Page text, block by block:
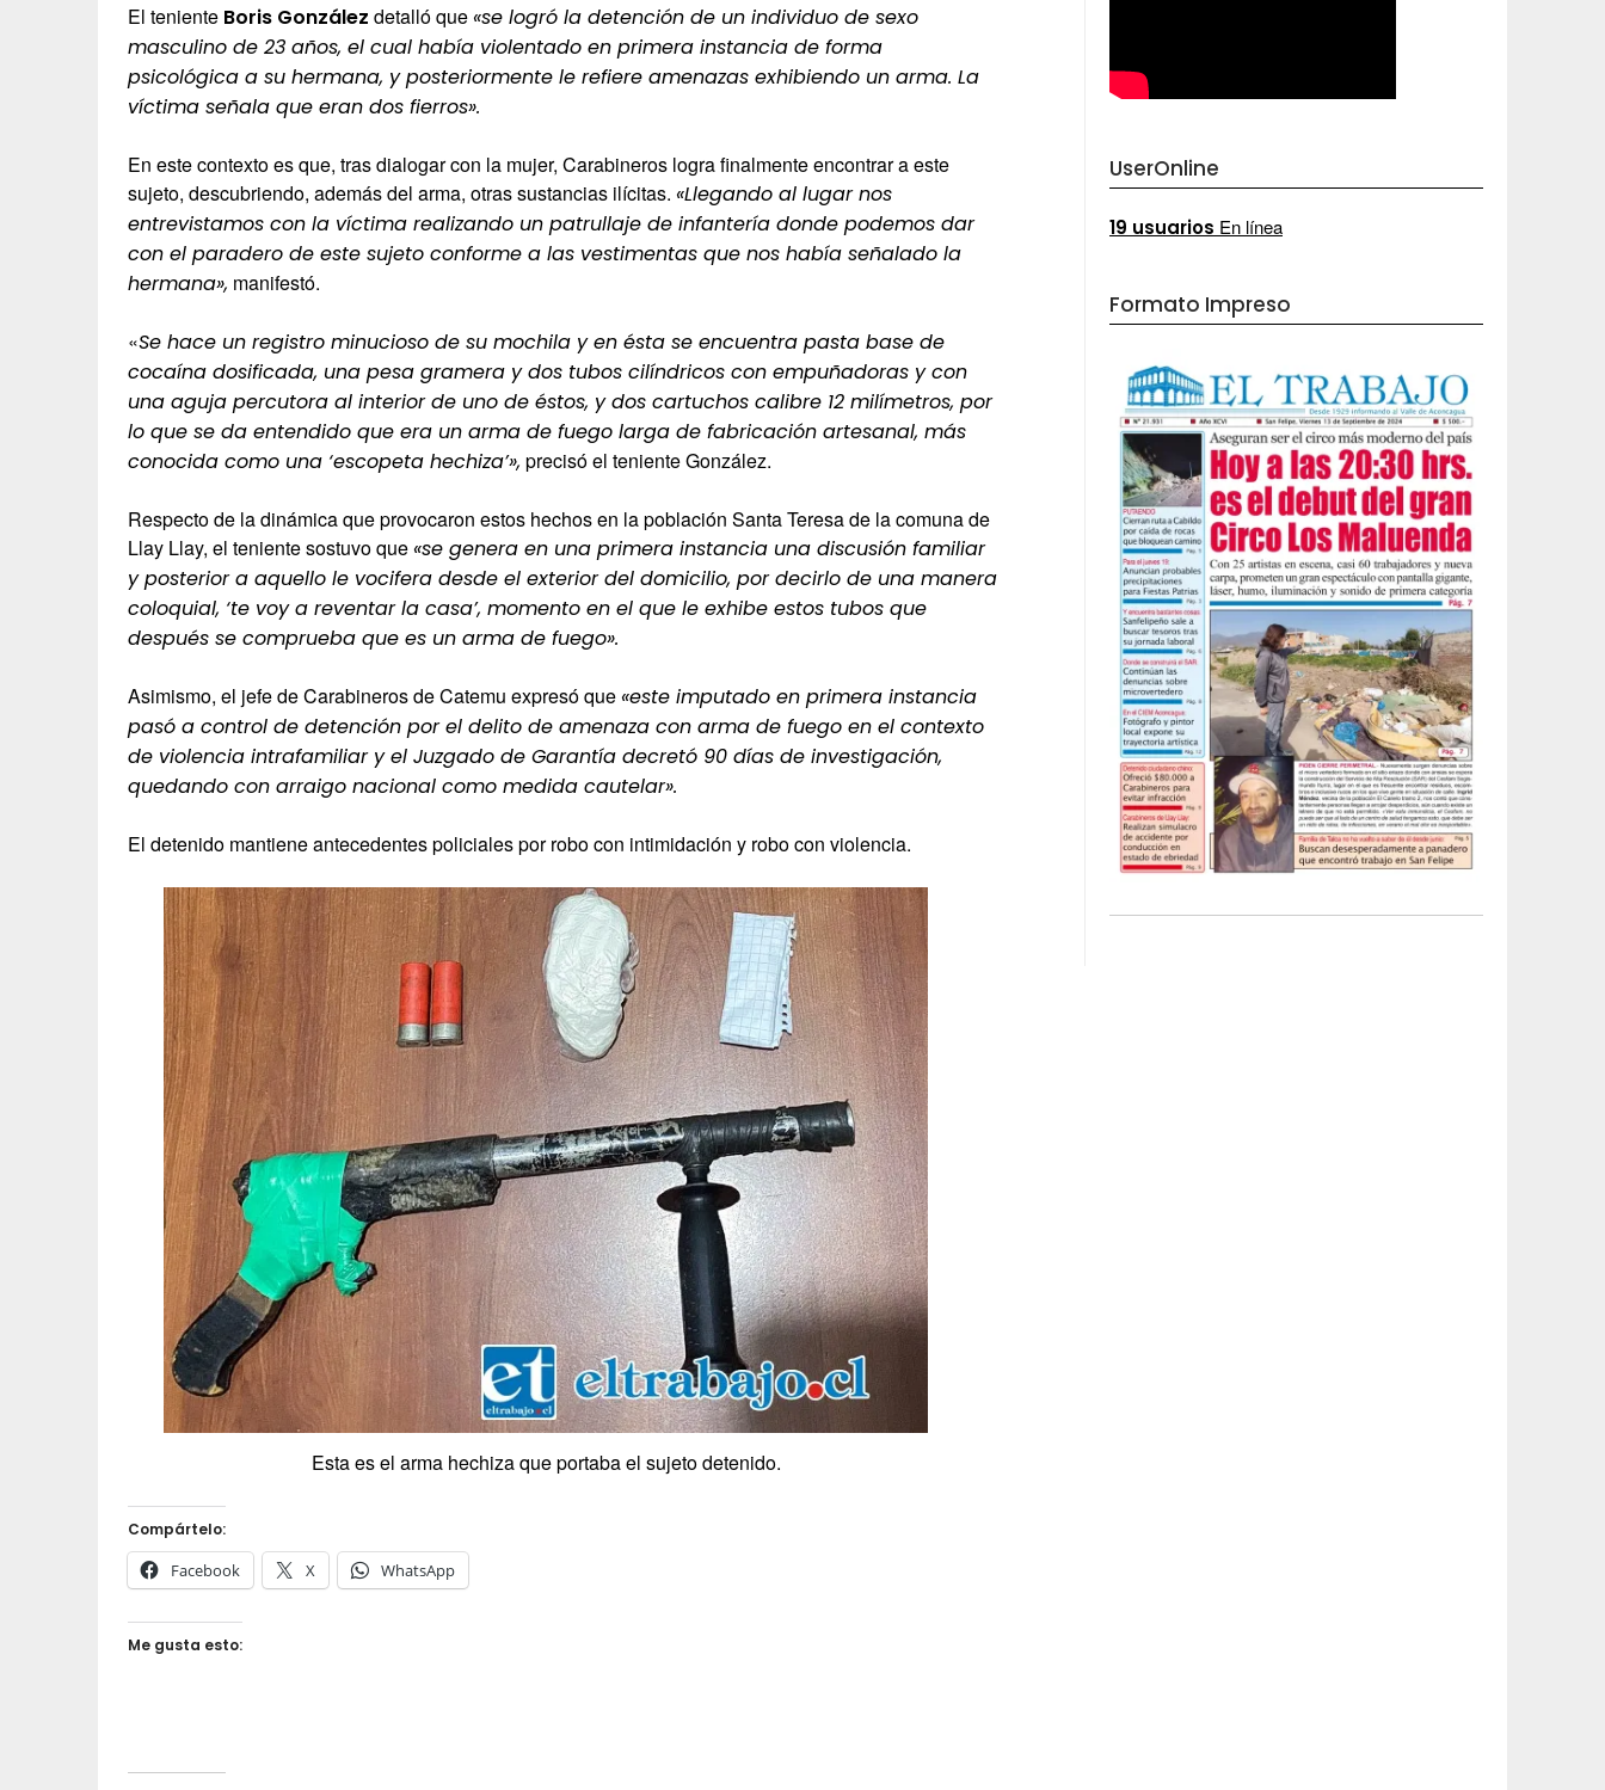
El teniente Boris González detalló que«se logró la detención de un individuo de sexo
masculino de 23 años, el cual había violentado en primera instancia de forma
psicológica a su hermana, y posteriormente le refiere amenazas exhibiendo un arma. La
víctima señala que eran dos fierros».
En este contexto es que, tras dialogar con la mujer, Carabineros logra finalmente encontrar a este
sujeto, descubriendo, además del arma, otras sustancias ilícitas. «Llegando al lugar nos
entrevistamos con la víctima realizando un patrullaje de infantería donde podemos dar
con el paradero de este sujeto conforme a las vestimentas que nos había señalado la
hermana», manifestó.
«Se hace un registro minucioso de su mochila y en ésta se encuentra pasta base de
cocaína dosificada, una pesa gramera y dos tubos cilíndricos con empuñadoras y con
una aguja percutora al interior de uno de éstos, y dos cartuchos calibre 12 milímetros, por
lo que se da entendido que era un arma de fuego larga de fabricación artesanal, más
conocida como una ‘escopeta hechiza’», precisó el teniente González.
Respecto de la dinámica que provocaron estos hechos en la población Santa Teresa de la comuna de
Llay Llay, el teniente sostuvo que«se genera en una primera instancia una discusión familiar
y posterior a aquello le vocifera desde el exterior del domicilio, por decirlo de una manera
coloquial, ‘te voy a reventar la casa’, momento en el que le exhibe estos tubos que
después se comprueba que es un arma de fuego».
Asimismo, el jefe de Carabineros de Catemu expresó que«este imputado en primera instancia
pasó a control de detención por el delito de amenaza con arma de fuego en el contexto
de violencia intrafamiliar y el Juzgado de Garantía decretó 90 días de investigación,
quedando con arraigo nacional como medida cautelar».
El detenido mantiene antecedentes policiales por robo con intimidación y robo con violencia.
Esta es el arma hechiza que portaba el sujeto detenido.
Compártelo:
Facebook X WhatsApp
Me gusta esto:
UserOnline
19 usuarios En línea
Formato Impreso